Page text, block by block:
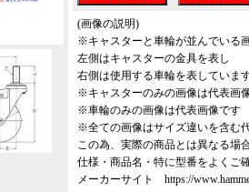
(画像の説明)
※キャスターと車輪が並んでいる
左側はキャスターの金具を表し
右側は使用する車輪を表していま
※キャスターのみの画像は代表画
※車輪のみの画像は代表画像です
※全ての画像はサイズ違いを含む
この為、実際の商品とは異なる場
仕様・商品名・特に型番をよくご
メーカーサイト https://